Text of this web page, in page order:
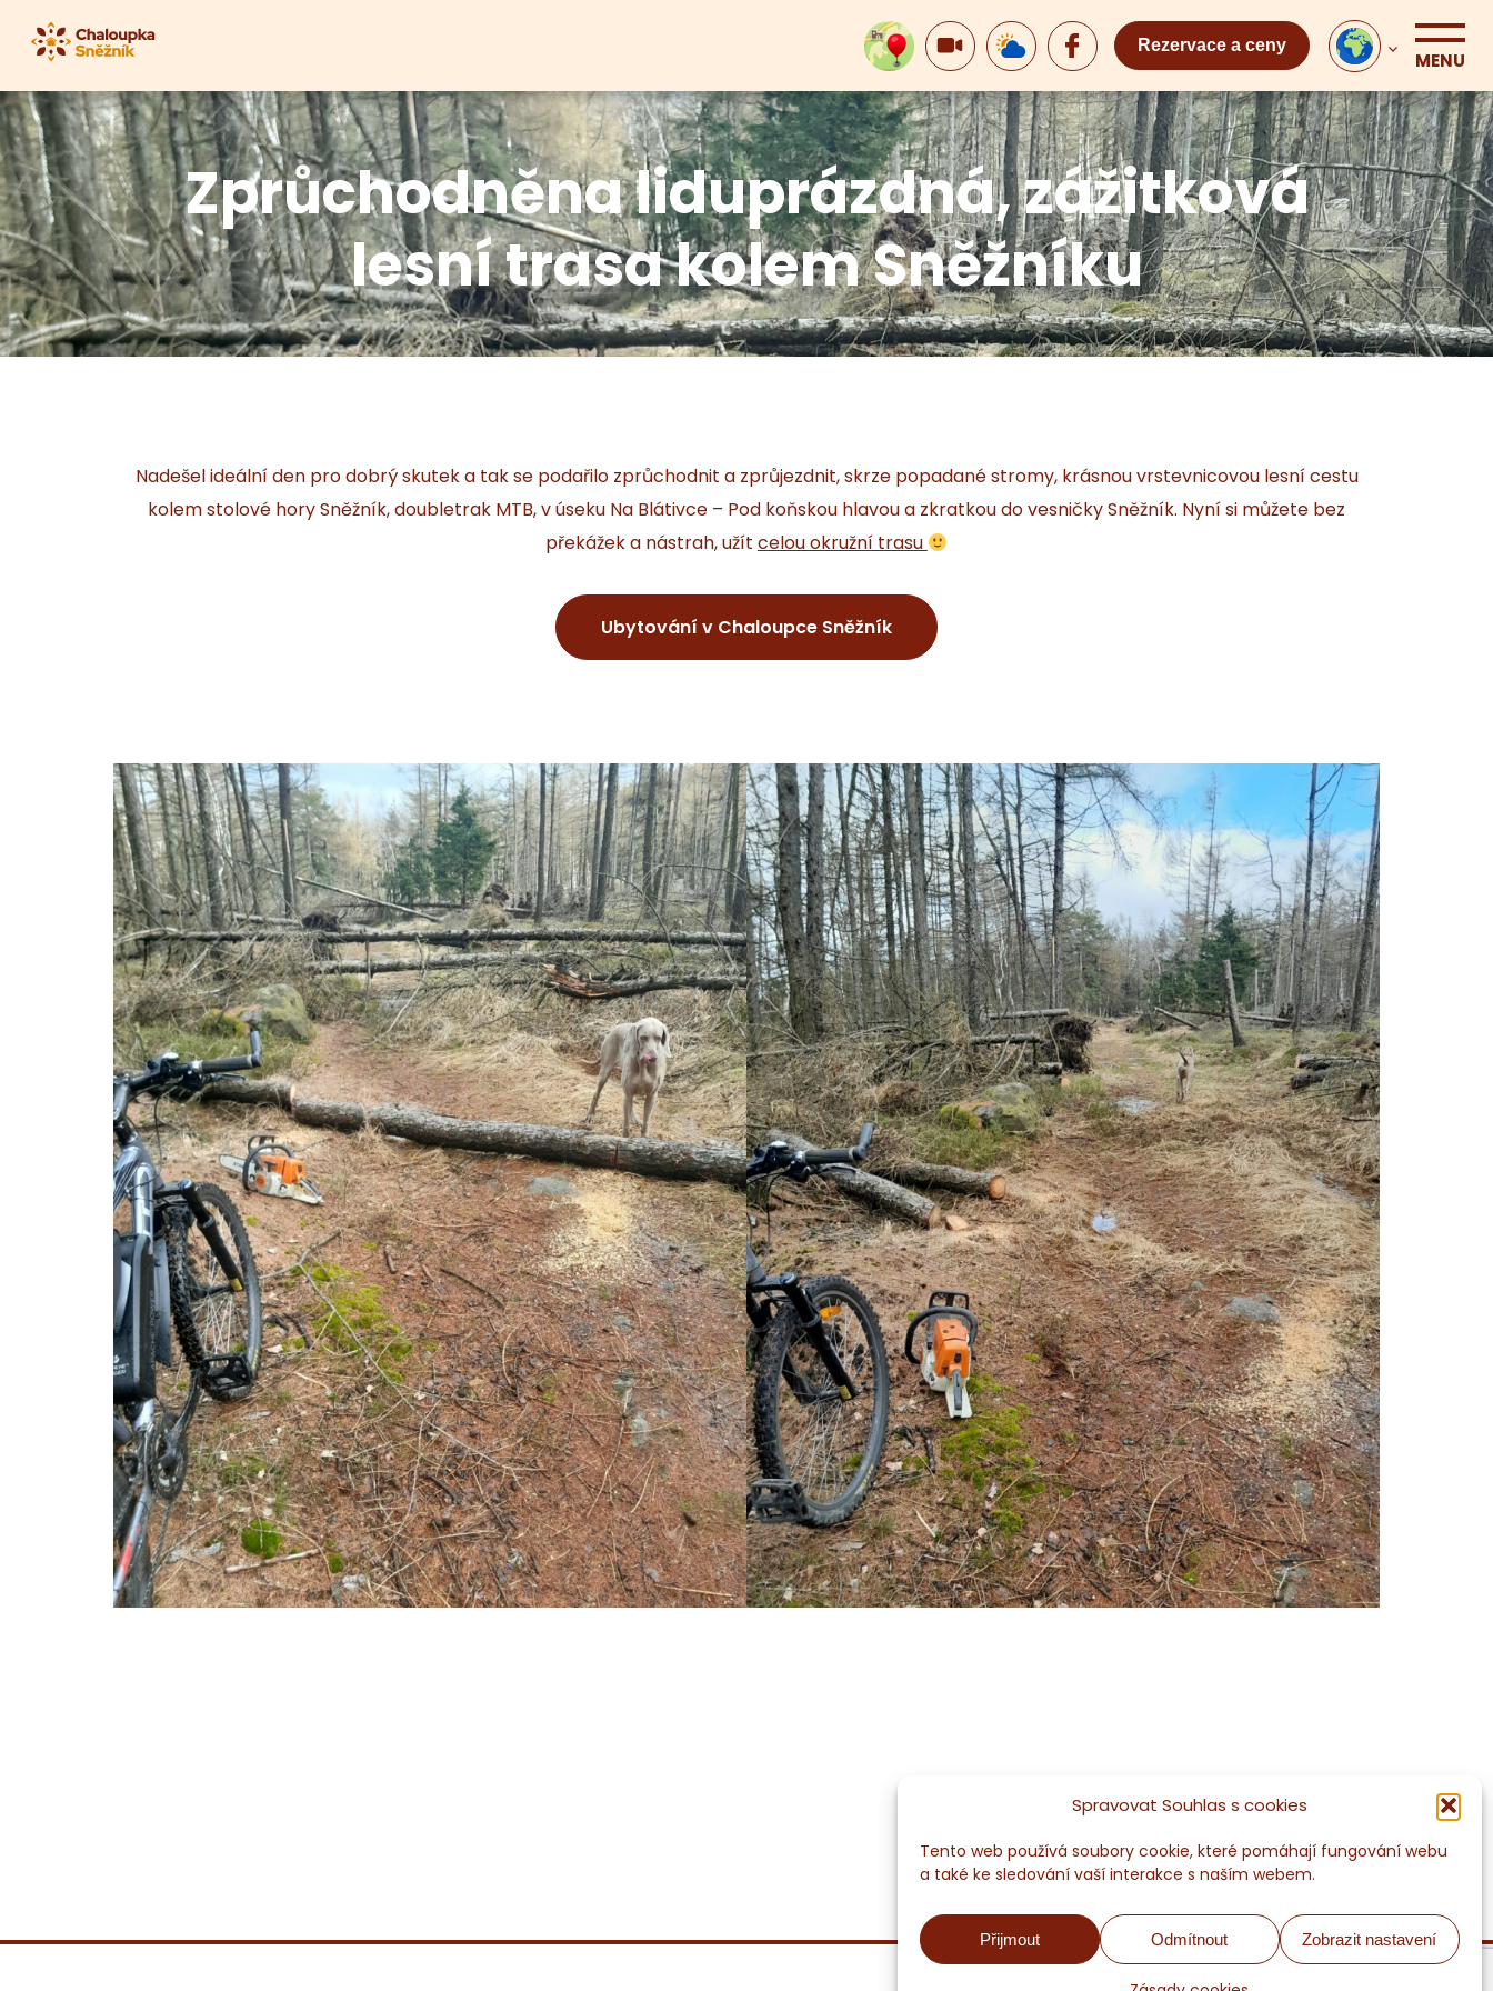
Spravovat Souhlas s cookies
Tento web používá soubory cookie, které pomáhají fungování webu
a také ke sledování vaší interakce s naším webem.
Přijmout Odmítnout Zobrazit nastavení
Rezervace a ceny
MENU
Zprůchodněna liduprázdná, zážitková
lesní trasa kolem Sněžníku
Nadešel ideální den pro dobrý skutek a tak se podařilo zprůchodnit a zprůjezdnit, skrze popadané stromy, krásnou vrstevnicovou lesní cestu
kolem stolové hory Sněžník, doubletrak MTB, v úseku Na Blátivce – Pod koňskou hlavou a zkratkou do vesničky Sněžník. Nyní si můžete bez
překážek a nástrah, užít celou okružní trasu
Ubytování v Chaloupce Sněžník